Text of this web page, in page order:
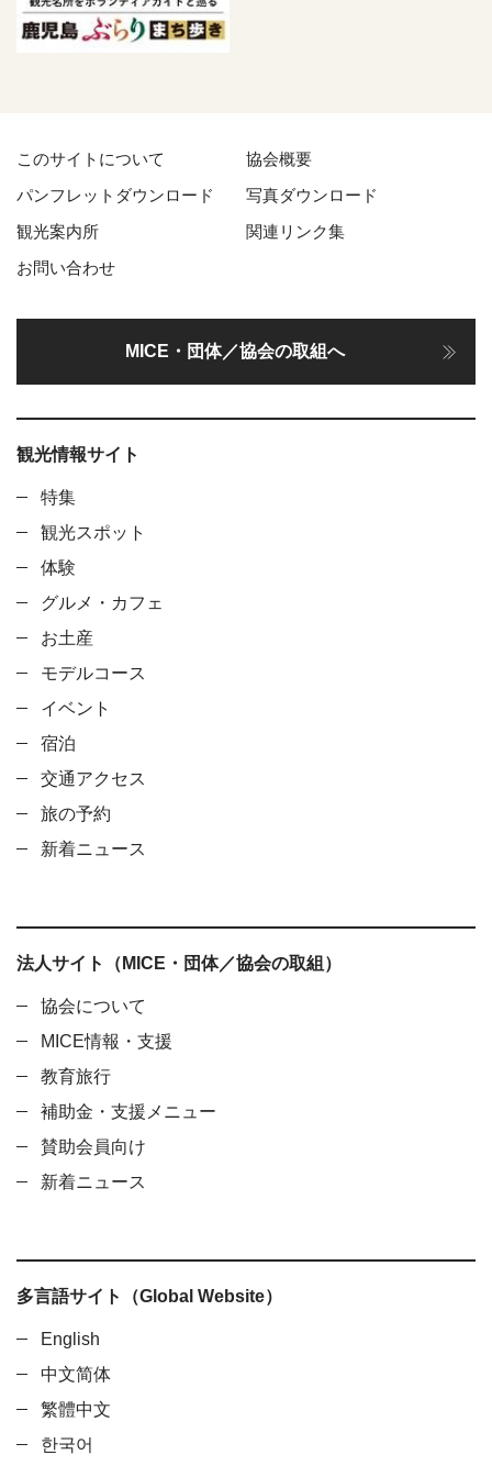
このサイトについて
協会概要
パンフレットダウンロード
写真ダウンロード
観光案内所
関連リンク集
お問い合わせ
MICE・団体／協会の取組へ
観光情報サイト
特集
観光スポット
体験
グルメ・カフェ
お土産
モデルコース
イベント
宿泊
交通アクセス
旅の予約
新着ニュース
法人サイト（MICE・団体／協会の取組）
協会について
MICE情報・支援
教育旅行
補助金・支援メニュー
賛助会員向け
新着ニュース
多言語サイト（Global Website）
English
中文简体
繁體中文
한국어